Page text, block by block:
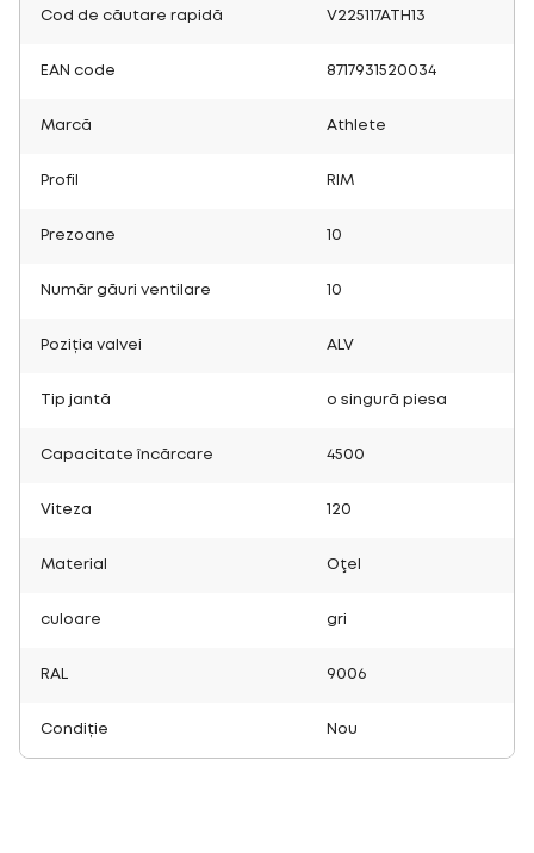
Cod de căutare rapidă V225117ATH13
EAN code 8717931520034
Marcă Athlete
Profil RIM
Prezoane 10
Număr găuri ventilare 10
Poziția valvei ALV
Tip jantă o singură piesa
Capacitate încărcare 4500
Viteza 120
Material Oţel
culoare gri
RAL 9006
Condiție Nou